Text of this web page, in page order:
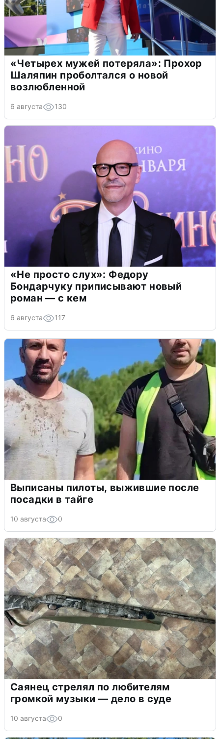
«Четырех мужей потеряла»: Прохор
Шаляпин проболтался о новой
возлюбленной
6 августа 130
«Не просто слух»: Федору
Бондарчуку приписывают новый
роман — с кем
6 августа 117
Выписаны пилоты, выжившие после
посадки в тайге
10 августа 0
Саянец стрелял по любителям
громкой музыки — дело в суде
10 августа 0